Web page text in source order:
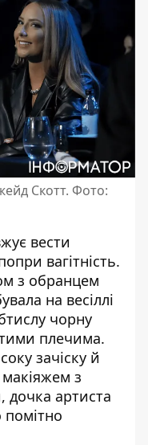
Скотт. Фото:
вести
вагітність.
з обранцем
на весіллі
чорну
плечима.
зачіску й
з
дочка артиста